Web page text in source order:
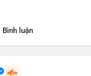
Bình luận